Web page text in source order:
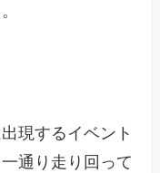
現するイベント
通り走り回って